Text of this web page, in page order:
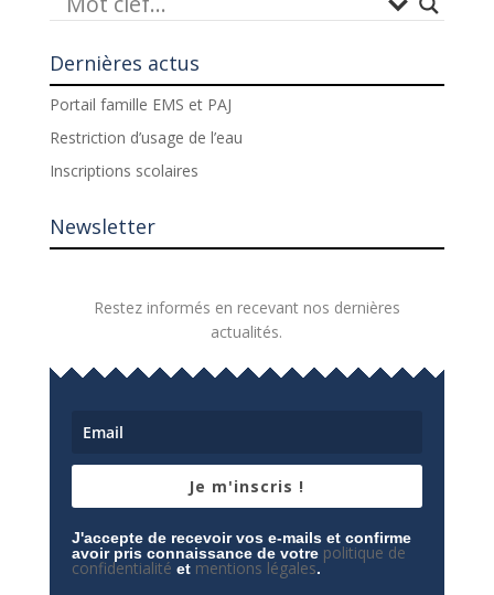
Dernières actus
Portail famille EMS et PAJ
Restriction d’usage de l’eau
Inscriptions scolaires
Newsletter
Restez informés en recevant nos dernières
actualités.
Je m'inscris !
J'accepte de recevoir vos e-mails et confirme
avoir pris connaissance de votre politique de
confidentialité et mentions légales.